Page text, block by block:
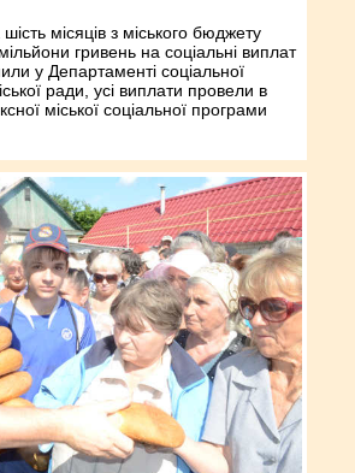
місяців з міського бюджету
гривень на соціальні виплат
у Департаменті соціальної
ради, усі виплати провели в
міської соціальної програми